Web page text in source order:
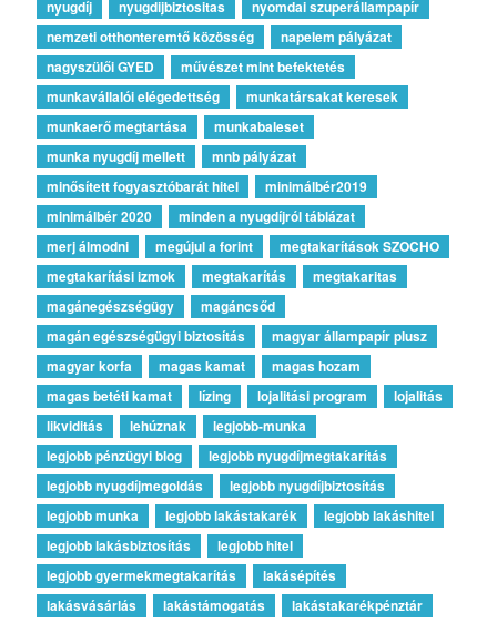
nyugdíj nyugdijbiztositas
nyomdai szuperállampapír
nemzeti otthonteremtő közösség
napelem pályázat
nagyszülői GYED
művészet mint befektetés
munkavállalói elégedettség
munkatársakat keresek
munkaerő megtartása
munkabaleset
munka nyugdíj mellett
mnb pályázat
minősített fogyasztóbarát hitel
minimálbér2019
minimálbér 2020
minden a nyugdíjról táblázat
merj álmodni
megújul a forint
megtakarítások SZOCHO
megtakarítási izmok
megtakarítás
megtakaritas
magánegészségügy
magáncsőd
magán egészségügyi biztosítás
magyar állampapír plusz
magyar korfa
magas kamat
magas hozam
magas betéti kamat
lízing lojalitási program
lojalitás
likviditás
lehúznak
legjobb-munka
legjobb pénzügyi blog
legjobb nyugdíjmegtakarítás
legjobb nyugdíjmegoldás
legjobb nyugdíjbiztosítás
legjobb munka
legjobb lakástakarék
legjobb lakáshitel
legjobb lakásbiztosítás
legjobb hitel
legjobb gyermekmegtakarítás
lakásépítés
lakásvásárlás
lakástámogatás
lakástakarékpénztár